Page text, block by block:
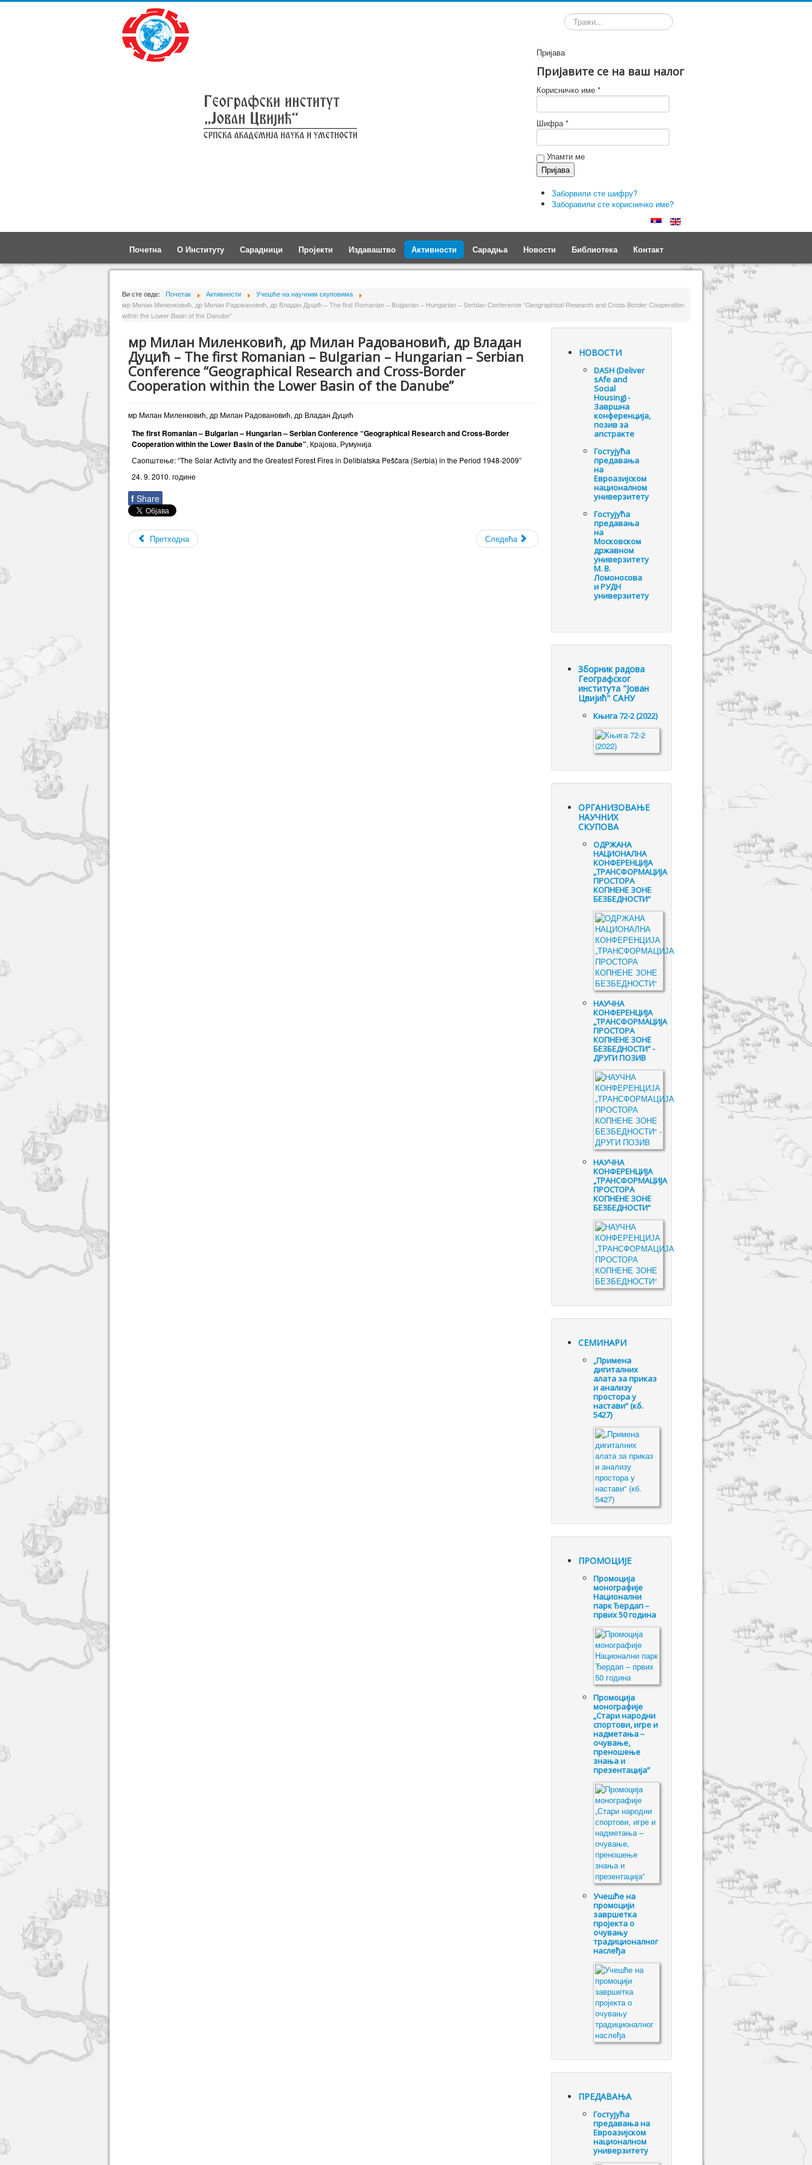
Претрага
Пријава
Пријавите се на ваш налог
Корисничко име *
Шифра *
Упамти ме
Заборвили сте шифру?
Заборавили сте корисничко име?
Почетна О Институту Сарадници Пројекти Издаваштво Активности Сарадња Новости Библиотека Контакт
Ви сте овде: Почетак Активности
Учешће на научним скуповима
мр Милан Миленковић, др Милан Радовановић, др Владан Дуцић – The first Romanian – Bulgarian – Hungarian – Serbian Conference “Geographical Research and Cross-Border Cooperation
within the Lower Basin of the Danube”
мр Милан Миленковић, др Милан Радовановић, др Владан
Дуцић – The first Romanian – Bulgarian – Hungarian – Serbian
Conference “Geographical Research and Cross-Border
Cooperation within the Lower Basin of the Danube”
мр Милан Миленковић, др Милан Радовановић, др Владан Дуцић
The first Romanian – Bulgarian – Hungarian – Serbian Conference “Geographical Research and Cross-Border
Cooperation within the Lower Basin of the Danube”, Крајова, Румунија
Саопштење: “The Solar Activity and the Greatest Forest Fires in Deliblatska Peščara (Serbia) in the Period 1948-2009”
24. 9. 2010. године
f Share
Претходна Следећа
НОВОСТИ
DASH (Deliver
sAfe and
Social
Housing) -
Завршна
конференција,
позив за
апстракте
Гостујућа
предавања
на
Евроазијском
националном
универзитету
Гостујућа
предавања
на
Московском
државном
универзитету
М. В.
Ломоносова
и РУДН
универзитету
Зборник радова
Географског
института "Јован
Цвијић" САНУ
Књига 72-2 (2022)
ОРГАНИЗОВАЊЕ
НАУЧНИХ
СКУПОВА
ОДРЖАНА
НАЦИОНАЛНА
КОНФЕРЕНЦИЈА
„ТРАНСФОРМАЦИЈА
ПРОСТОРА
КОПНЕНЕ ЗОНЕ
БЕЗБЕДНОСТИ“
НАУЧНА
КОНФЕРЕНЦИЈА
„ТРАНСФОРМАЦИЈА
ПРОСТОРА
КОПНЕНЕ ЗОНЕ
БЕЗБЕДНОСТИ“ -
ДРУГИ ПОЗИВ
НАУЧНА
КОНФЕРЕНЦИЈА
„ТРАНСФОРМАЦИЈА
ПРОСТОРА
КОПНЕНЕ ЗОНЕ
БЕЗБЕДНОСТИ“
СЕМИНАРИ
„Примена
дигиталних
алата за приказ
и анализу
простора у
настави“ (кб.
5427)
ПРОМОЦИЈЕ
Промоцијa
монографије
Национални
парк Ђердап –
првих 50 година
Промоцијa
монографије
„Стари народни
спортови, игре и
надметања –
очување,
преношење
знања и
презентација”
Учешће на
промоцији
завршетка
пројекта о
очувању
традиционалног
наслеђа
ПРЕДАВАЊА
Гостујућа
предавања на
Евроазијском
националном
универзитету